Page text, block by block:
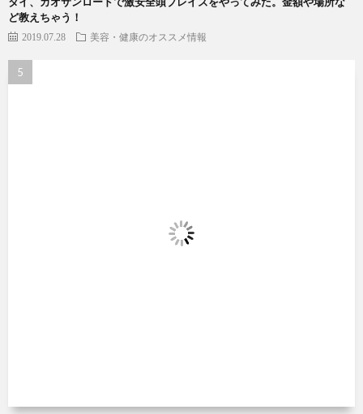
ど教えちゃう！
2019.07.28 美容・健康のオススメ情報